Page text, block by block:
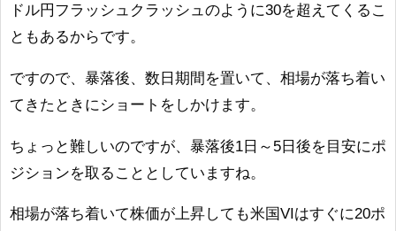
ドル円フラッシュクラッシュのように30を超えてくるこ
ともあるからです。
ですので、暴落後、数日期間を置いて、相場が落ち着い
てきたときにショートをしかけます。
ちょっと難しいのですが、暴落後1日～5日後を目安にポ
ジションを取ることとしていますね。
相場が落ち着いて株価が上昇しても米国VIはすぐに20ポ